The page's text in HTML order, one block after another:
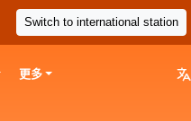
Switch to international station
更多 